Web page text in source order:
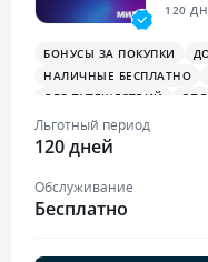
120
БОНУСЫ ЗА ПОКУПКИ
НАЛИЧНЫЕ БЕСПЛАТНО
ДЛЯ ПУТЕШЕСТВИЙ
Льготный период
120 дней
Обслуживание
Бесплатно